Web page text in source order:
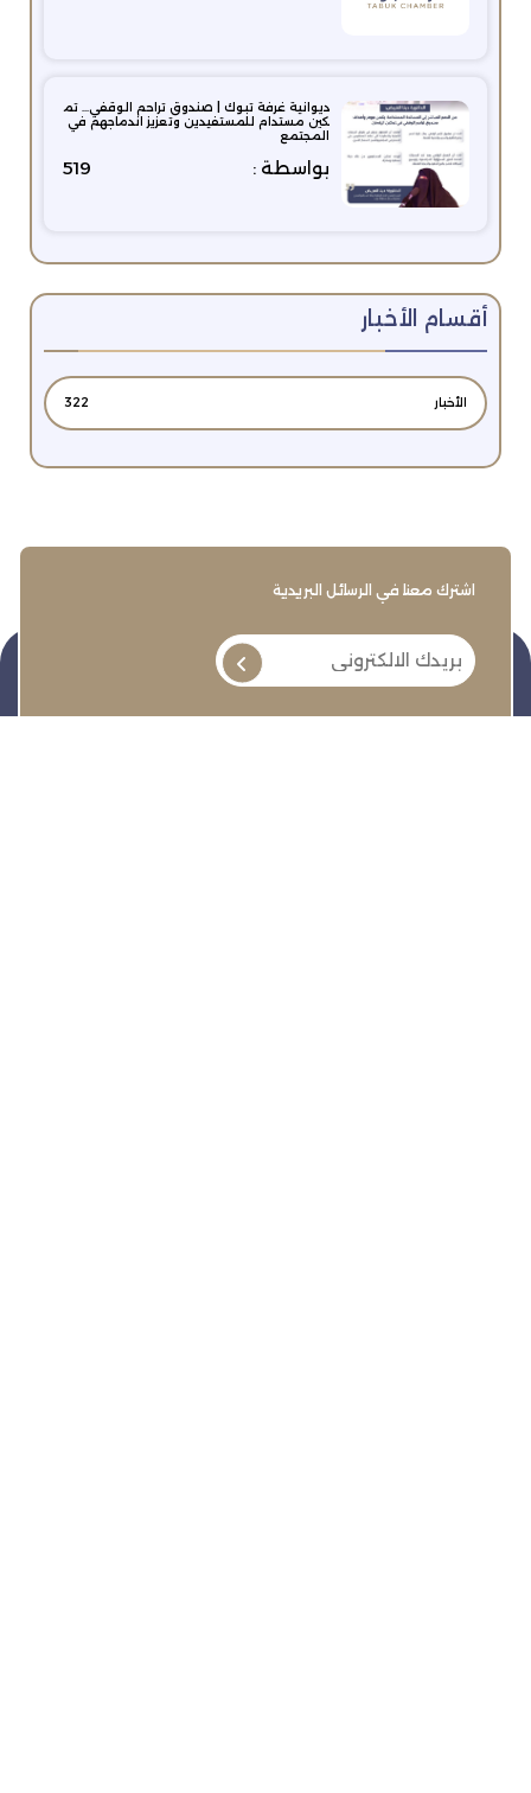
ديوانية غرفة تبوك | صندوق تراحم الوقفي… تم
كين مستدام للمستفيدين وتعزيز اندماجهم في
المجتمع
بواسطة : 519
أقسام الأخبار
الأخبار 322
اشترك معنا في الرسائل البريدية